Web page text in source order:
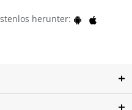
herunter: